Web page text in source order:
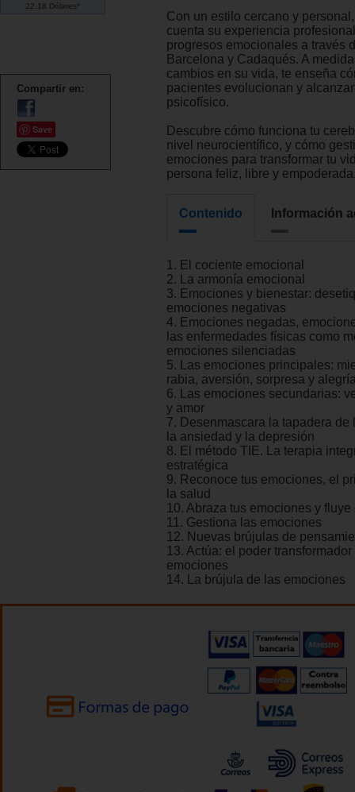
22.18 Dólares*
Compartir en:
Save
Con un estilo cercano y
cuenta su experiencia
progresos emocionales a través
Barcelona y Cadaqués. A
cambios en su vida, te enseña
pacientes evolucionan y
psicofísico.
Descubre cómo funciona tu
nivel neurocientífico, y cómo
emociones para transformar tu
persona feliz, libre y
Contenido Información
1. El cociente emocional
2. La armonía emocional
3. Emociones y bienestar:
emociones negativas
4. Emociones negadas,
las enfermedades físicas como
emociones silenciadas
5. Las emociones principales:
rabia, aversión, sorpresa y
6. Las emociones secundarias:
y amor
7. Desenmascara la tapadera de
la ansiedad y la depresión
8. El método TIE. La terapia
estratégica
9. Reconoce tus emociones, el
la salud
10. Abraza tus emociones y
11. Gestiona las emociones
12. Nuevas brújulas de
13. Actúa: el poder
emociones
14. La brújula de las emociones